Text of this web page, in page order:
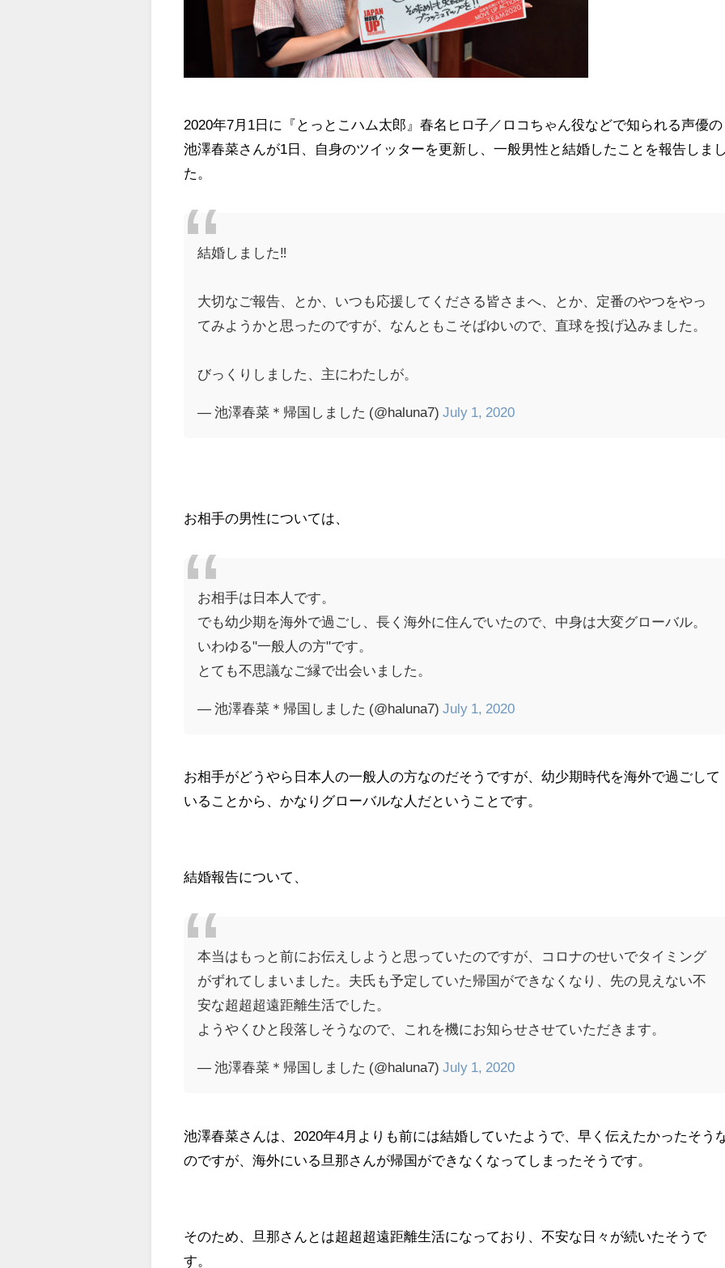
2020年7月1日に『とっとこハム太郎』春名ヒロ子／ロコちゃん役などで知られる声優の
池澤春菜さんが1日、自身のツイッターを更新し、一般男性と結婚したことを報告しま
た。
結婚しました‼︎
大切なご報告、とか、いつも応援してくださる皆さまへ、とか、定番のやつをやっ
てみようかと思ったのですが、なんともこそばゆいので、直球を投げ込みました。
びっくりしました、主にわたしが。
— 池澤春菜＊帰国しました (@haluna7)July 1, 2020
お相手の男性については、
お相手は日本人です。
でも幼少期を海外で過ごし、長く海外に住んでいたので、中身は大変グローバル。
いわゆる"一般人の方"です。
とても不思議なご縁で出会いました。
— 池澤春菜＊帰国しました (@haluna7)July 1, 2020
お相手がどうやら日本人の一般人の方なのだそうですが、幼少期時代を海外で過ごして
いることから、かなりグローバルな人だということです。
結婚報告について、
本当はもっと前にお伝えしようと思っていたのですが、コロナのせいでタイミング
がずれてしまいました。夫氏も予定していた帰国ができなくなり、先の見えない不
安な超超超遠距離生活でした。
ようやくひと段落しそうなので、これを機にお知らせさせていただきます。
— 池澤春菜＊帰国しました (@haluna7)July 1, 2020
池澤春菜さんは、2020年4月よりも前には結婚していたようで、早く伝えたかったそう
のですが、海外にいる旦那さんが帰国ができなくなってしまったそうです。
そのため、旦那さんとは超超超遠距離生活になっており、不安な日々が続いたそうで
す。